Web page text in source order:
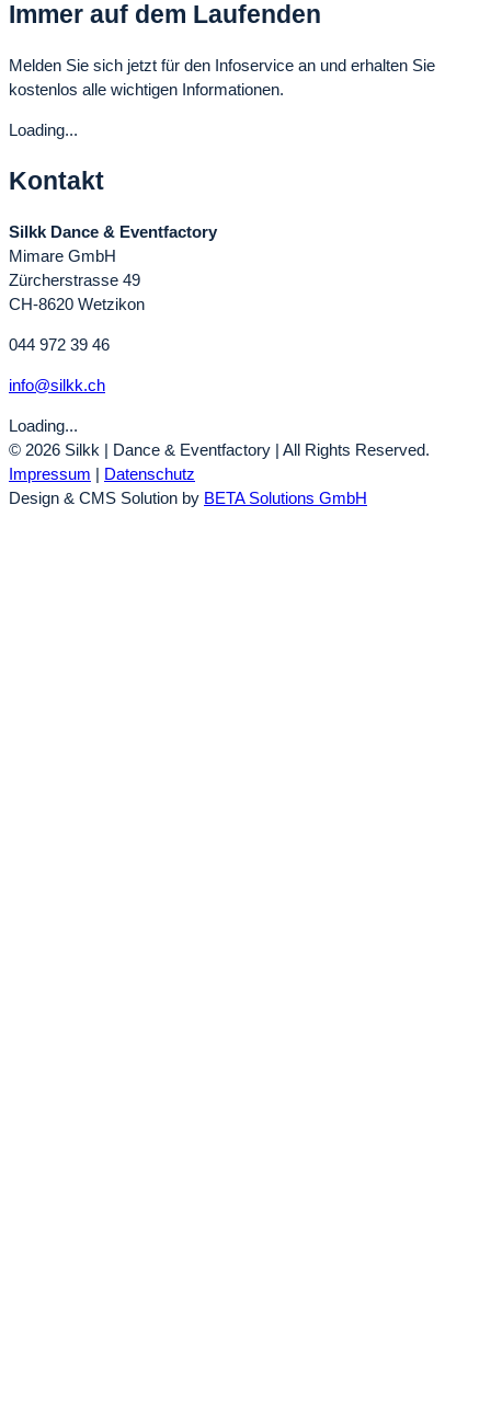
Immer auf dem Laufenden
Melden Sie sich jetzt für den Infoservice an und erhalten Sie
kostenlos alle wichtigen Informationen.
Loading...
Kontakt
Silkk Dance & Eventfactory
Mimare GmbH
Zürcherstrasse 49
CH-8620 Wetzikon
044 972 39 46
info@silkk.ch
Loading...
© 2026 Silkk | Dance & Eventfactory | All Rights Reserved.
Impressum | Datenschutz
Design & CMS Solution by BETA Solutions GmbH